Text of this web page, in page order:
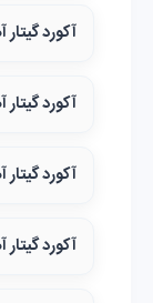
آکورد
آکورد
آکورد
آکورد